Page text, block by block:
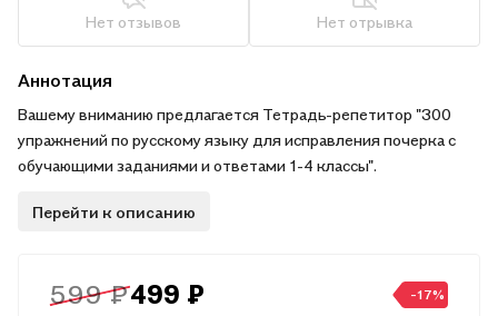
Нет отзывов Нет отрывка
Аннотация
Вашему вниманию предлагается Тетрадь-репетитор "300
упражнений по русскому языку для исправления почерка с
обучающими заданиями и ответами 1-4 классы".
Перейти к описанию
599 ₽499 ₽ -17%